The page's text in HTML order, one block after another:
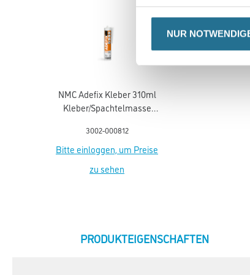
NUR
NMC Adefix Kleber 310ml
Kleber/Spachtelmasse
3002-000812
Bitte einloggen, um Preise
zu sehen
CURRENT
PRODUKTEIGENSCHAFTEN